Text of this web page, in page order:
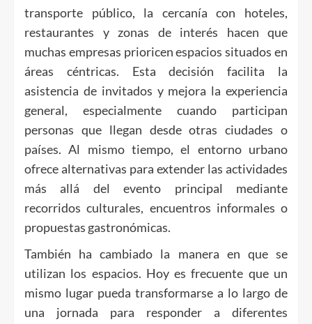
transporte público, la cercanía con hoteles,
restaurantes y zonas de interés hacen que
muchas empresas prioricen espacios situados en
áreas céntricas. Esta decisión facilita la
asistencia de invitados y mejora la experiencia
general, especialmente cuando participan
personas que llegan desde otras ciudades o
países. Al mismo tiempo, el entorno urbano
ofrece alternativas para extender las actividades
más allá del evento principal mediante
recorridos culturales, encuentros informales o
propuestas gastronómicas.
También ha cambiado la manera en que se
utilizan los espacios. Hoy es frecuente que un
mismo lugar pueda transformarse a lo largo de
una jornada para responder a diferentes